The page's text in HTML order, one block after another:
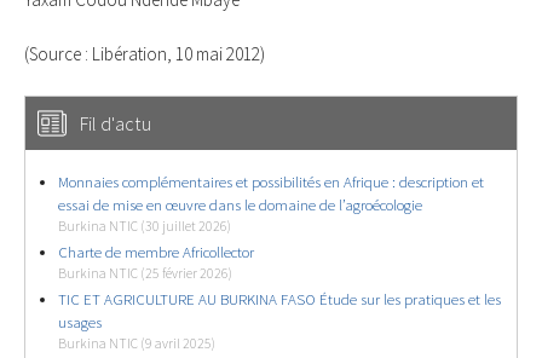
(Source : Libération, 10 mai 2012)
Fil d'actu
Monnaies complémentaires et possibilités en Afrique : description et
essai de mise en œuvre dans le domaine de l’agroécologie
Burkina NTIC (30 juillet 2026)
Charte de membre Africollector
Burkina NTIC (25 février 2026)
TIC ET AGRICULTURE AU BURKINA FASO Étude sur les pratiques et les
usages
Burkina NTIC (9 avril 2025)